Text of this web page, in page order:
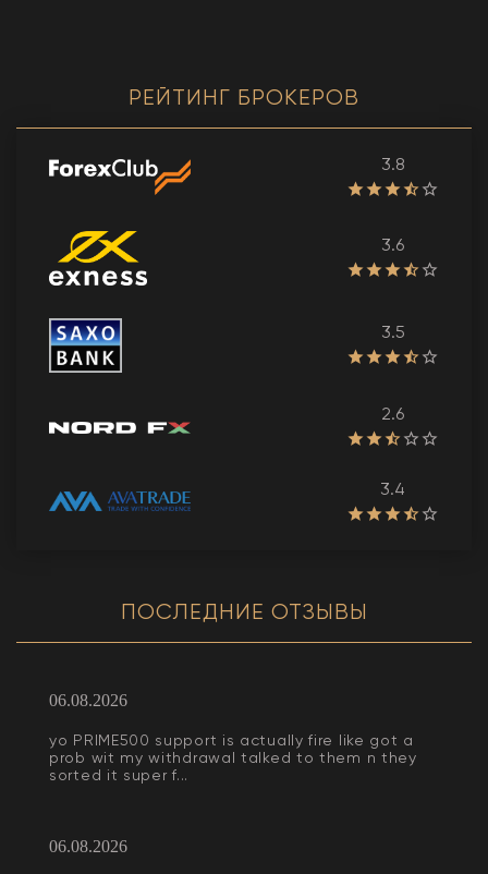
РЕЙТИНГ БРОКЕРОВ
3.8
3.6
3.5
2.6
3.4
ПОСЛЕДНИЕ ОТЗЫВЫ
06.08.2026
yo PRIME500 support is actually fire like got a
prob wit my withdrawal talked to them n they
sorted it super f...
06.08.2026